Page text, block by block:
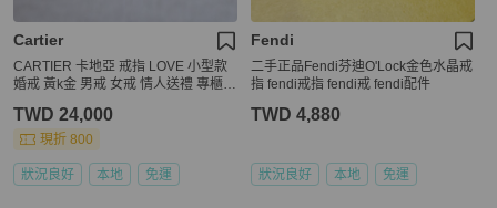
Cartier
CARTIER 卡地亞 戒指 LOVE 小型款
婚戒 黃k金 男戒 女戒 情人送禮 專櫃正
TWD 24,000
現折 800
狀況良好 本地 免運
Fendi
二手正品Fendi芬迪O'Lock金色水晶戒
指 fendi戒指 fendi戒 fendi配件
TWD 4,880
狀況良好 本地 免運